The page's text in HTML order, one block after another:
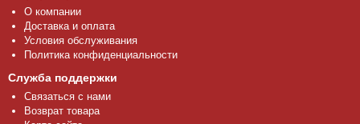
О компании
Доставка и оплата
Условия обслуживания
Политика конфиденциальности
Служба поддержки
Связаться с нами
Возврат товара